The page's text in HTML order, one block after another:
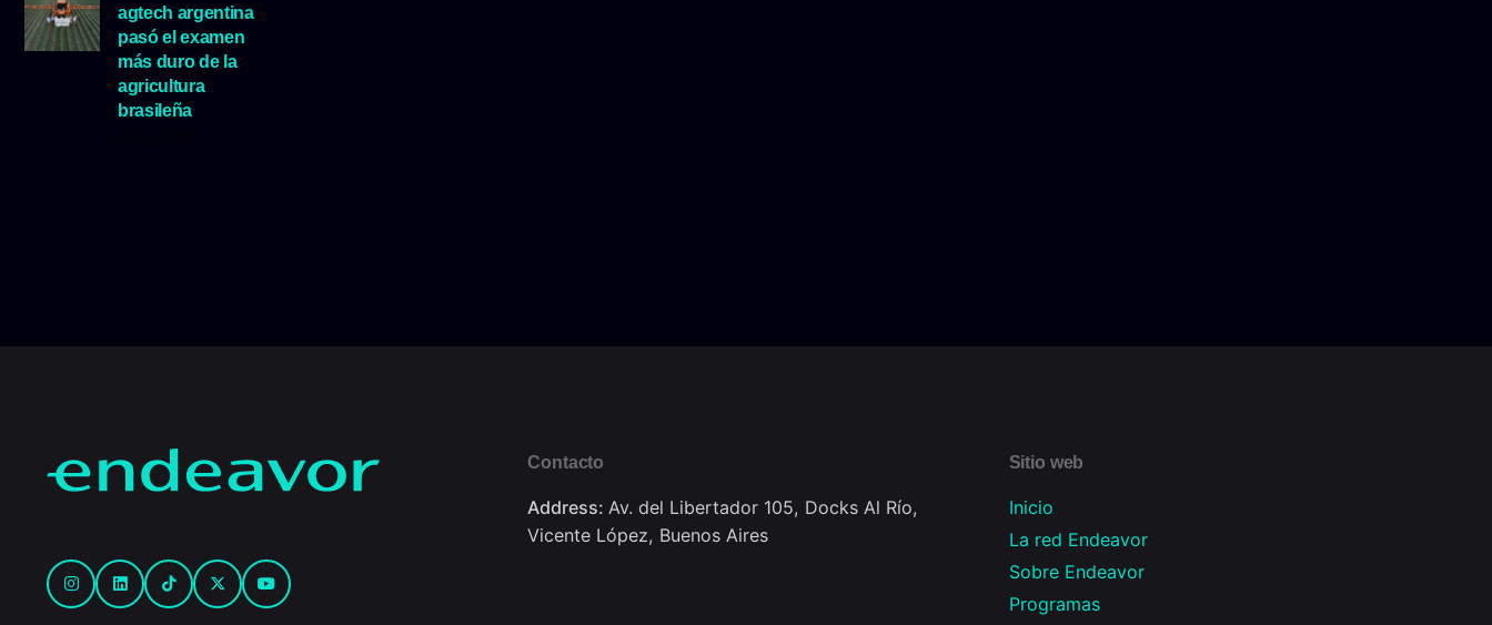
agtech argentina
pasó el examen
más duro de la
agricultura
brasileña
Contacto
Address: Av. del Libertador 105, Docks Al Río,
Vicente López, Buenos Aires
Sitio web
Inicio
La red Endeavor
Sobre Endeavor
Programas